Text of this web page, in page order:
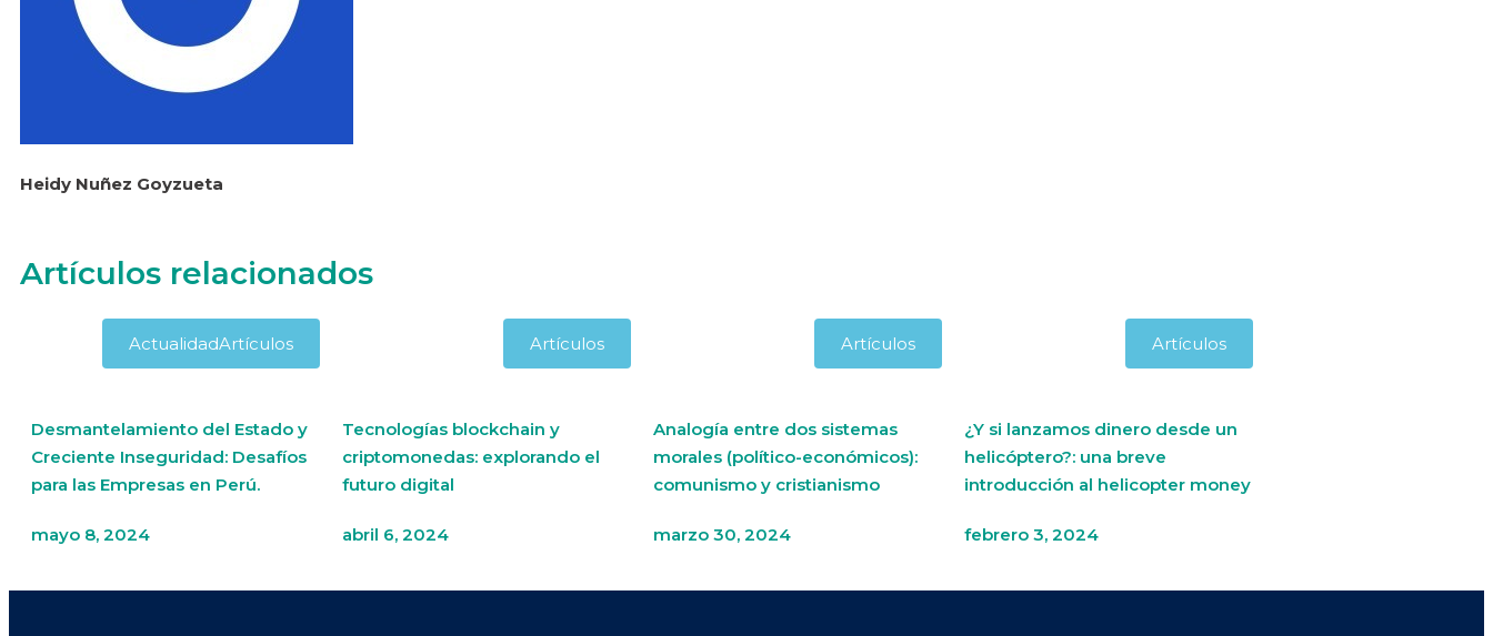
Heidy Nuñez Goyzueta
Artículos relacionados
ActualidadArtículos
Desmantelamiento del Estado y
Creciente Inseguridad: Desafíos
para las Empresas en Perú.
mayo 8, 2024
Artículos
Tecnologías blockchain y
criptomonedas: explorando el
futuro digital
abril 6, 2024
Artículos
Analogía entre dos sistemas
morales (político-económicos):
comunismo y cristianismo
marzo 30, 2024
Artículos
¿Y si lanzamos dinero desde un
helicóptero?: una breve
introducción al helicopter money
febrero 3, 2024